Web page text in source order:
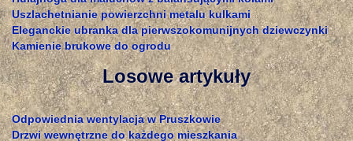
Uszlachetnianie powierzchni metalu kulkami
Eleganckie ubranka dla pierwszokomunijnych dziewczynki
Kamienie brukowe do ogrodu
Losowe artykuły
Odpowiednia wentylacja w Pruszkowie
Drzwi wewnętrzne do każdego mieszkania